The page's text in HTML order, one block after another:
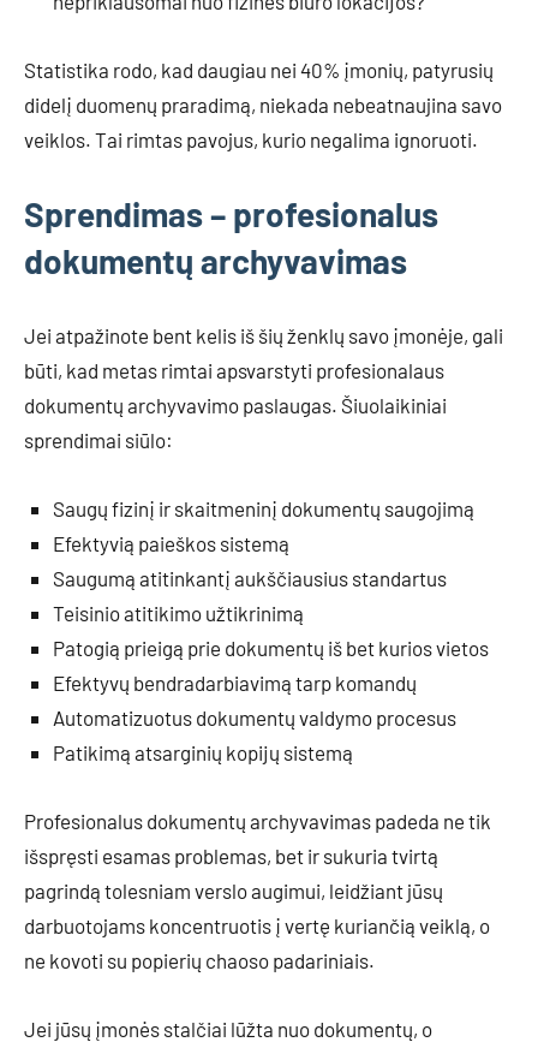
Statistika rodo, kad daugiau nei 40% įmonių, patyrusių
didelį duomenų praradimą, niekada nebeatnaujina savo
veiklos. Tai rimtas pavojus, kurio negalima ignoruoti.
Sprendimas – profesionalus
dokumentų archyvavimas
Jei atpažinote bent kelis iš šių ženklų savo įmonėje, gali
būti, kad metas rimtai apsvarstyti profesionalaus
dokumentų archyvavimo paslaugas. Šiuolaikiniai
sprendimai siūlo:
Saugų fizinį ir skaitmeninį dokumentų saugojimą
Efektyvią paieškos sistemą
Saugumą atitinkantį aukščiausius standartus
Teisinio atitikimo užtikrinimą
Patogią prieigą prie dokumentų iš bet kurios vietos
Efektyvų bendradarbiavimą tarp komandų
Automatizuotus dokumentų valdymo procesus
Patikimą atsarginių kopijų sistemą
Profesionalus dokumentų archyvavimas padeda ne tik
išspręsti esamas problemas, bet ir sukuria tvirtą
pagrindą tolesniam verslo augimui, leidžiant jūsų
darbuotojams koncentruotis į vertę kuriančią veiklą, o
ne kovoti su popierių chaoso padariniais.
Jei jūsų įmonės stalčiai lūžta nuo dokumentų, o